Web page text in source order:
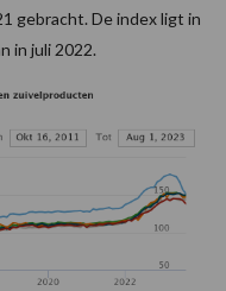
gebracht. De index ligt in
in juli 2022.